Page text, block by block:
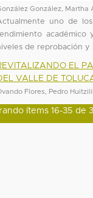
González, Martha
uno de
académico
de reprobación y
EL
VALLE DE
Flores, Pedro
ítems 16-35 de